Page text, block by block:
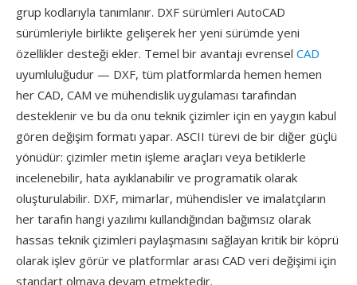
grup kodlarıyla tanımlanır. DXF sürümleri AutoCAD
sürümleriyle birlikte gelişerek her yeni sürümde yeni
özellikler desteği ekler. Temel bir avantajı evrensel CAD
uyumluluğudur — DXF, tüm platformlarda hemen hemen
her CAD, CAM ve mühendislik uygulaması tarafından
desteklenir ve bu da onu teknik çizimler için en yaygın kabul
gören değişim formatı yapar. ASCII türevi de bir diğer güçlü
yönüdür: çizimler metin işleme araçları veya betiklerle
incelenebilir, hata ayıklanabilir ve programatik olarak
oluşturulabilir. DXF, mimarlar, mühendisler ve imalatçıların
her tarafın hangi yazılımı kullandığından bağımsız olarak
hassas teknik çizimleri paylaşmasını sağlayan kritik bir köprü
olarak işlev görür ve platformlar arası CAD veri değişimi için
standart olmaya devam etmektedir.